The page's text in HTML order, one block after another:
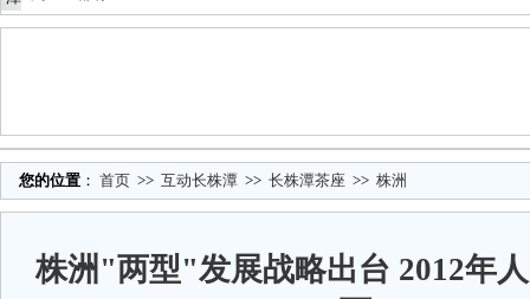
您的位置 ： 首页 >> 互动长株潭 >> 长株潭茶座 >> 株洲
株洲"两型"发展战略出台 2012年